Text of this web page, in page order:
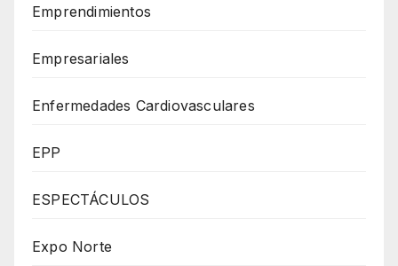
Emprendimientos
Empresariales
Enfermedades Cardiovasculares
EPP
ESPECTÁCULOS
Expo Norte